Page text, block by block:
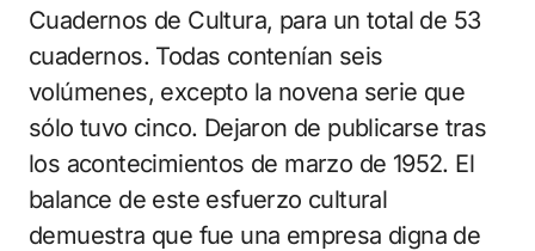
Cuadernos de Cultura, para un total de 53
cuadernos. Todas contenían seis
volúmenes, excepto la novena serie que
sólo tuvo cinco. Dejaron de publicarse tras
los acontecimientos de marzo de 1952. El
balance de este esfuerzo cultural
demuestra que fue una empresa digna de